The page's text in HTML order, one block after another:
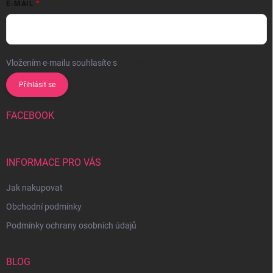
E-MAIL
Vložením e-mailu souhlasíte s
Přihlásit se
FACEBOOK
INFORMACE PRO VÁS
Jak nakupovat
Obchodní podmínky
Podmínky ochrany osobních údajů
BLOG